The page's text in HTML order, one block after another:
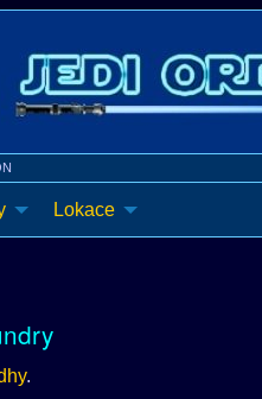
Lokace
.